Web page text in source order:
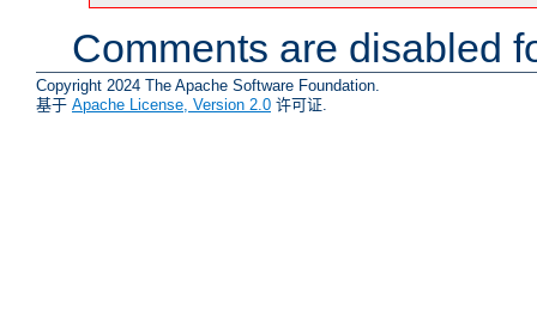
Comments are disabled
Copyright 2024 The Apache Software Foundation.
基于 Apache License, Version 2.0 许可证.